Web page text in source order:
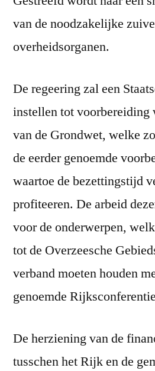
van de noodzakelijke
overheidsorganen.
De regeering zal een
instellen tot
van de Grondwet, welke
de eerder genoemde
waartoe de bezettingstijd
profiteeren. De arbeid
voor de onderwerpen,
tot de Overzeesche
verband moeten houden
genoemde
De herziening van de
tusschen het Rijk en de